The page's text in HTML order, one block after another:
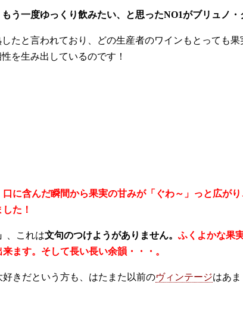
もう一度ゆっくり飲みたい、と思ったNO1がブリュノ
たと言われており、どの生産者のワインもとっても
を生み出しているのです！
口に含んだ瞬間から果実の甘みが「ぐわ～」っと広が
た！
、これは文句のつけようがありません。 ふくよかな果
ます。そして長い長い余韻・・・。
きだという方も、はたまた以前のヴィンテージはあ